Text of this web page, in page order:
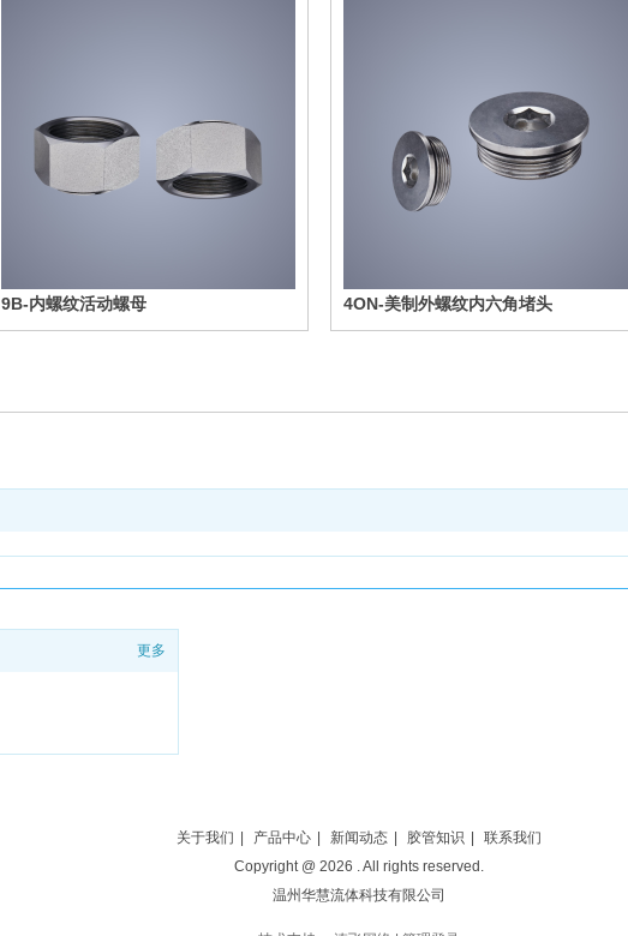
9B-内螺纹活动螺母 4ON-美制外螺纹内六角堵头
更多
关于我们 产品中心 新闻动态 胶管知识
联系我们
Copyright @ 2026 . All rights reserved.
温州华慧流体科技有限公司